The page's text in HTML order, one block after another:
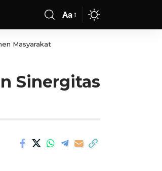
Aa
Masyarakat
Sinergitas